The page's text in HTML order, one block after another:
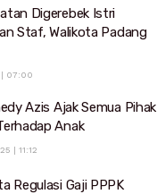
Digerebek Istri
Staf, Walikota Padang
| 07:00
Azis Ajak Semua Pihak
Anak
| 11:12
Regulasi Gaji PPPK